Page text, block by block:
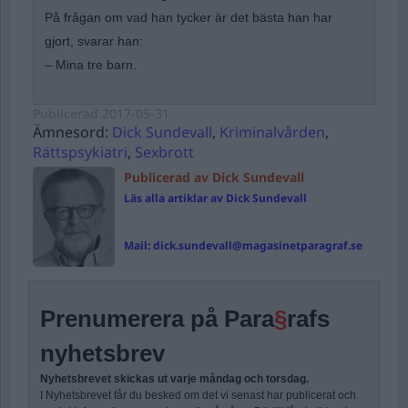
På frågan om vad han tycker är det bästa han har
gjort, svarar han:
– Mina tre barn.
Ämnesord: Dick Sundevall, Kriminalvården,
Rättspsykiatri, Sexbrott
Publicerad av Dick Sundevall
Läs alla artiklar av Dick Sundevall
Mail:dick.sundevall@magasinetparagraf.se
Prenumerera på Para§rafs
nyhetsbrev
Nyhetsbrevet skickas ut varje måndag och torsdag.
I Nyhetsbrevet får du besked om det vi senast har publicerat och